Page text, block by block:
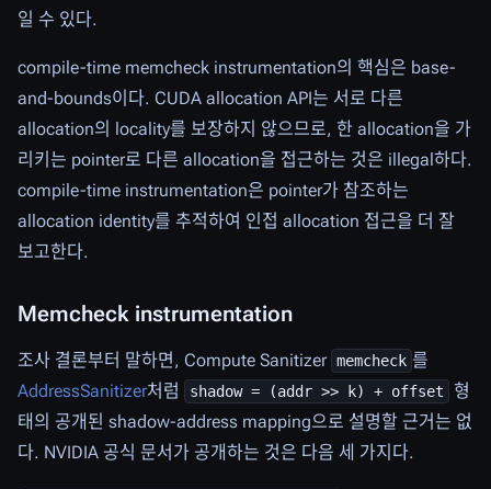
일 수 있다.
compile-time memcheck instrumentation의 핵심은 base-
and-bounds이다. CUDA allocation API는 서로 다른
allocation의 locality를 보장하지 않으므로, 한 allocation을 가
리키는 pointer로 다른 allocation을 접근하는 것은 illegal하다.
compile-time instrumentation은 pointer가 참조하는
allocation identity를 추적하여 인접 allocation 접근을 더 잘
보고한다.
Memcheck instrumentation
조사 결론부터 말하면, Compute Sanitizer memcheck 를
AddressSanitizer처럼 shadow = (addr >> k) + offset
형
태의 공개된 shadow-address mapping으로 설명할 근거는 없
다. NVIDIA 공식 문서가 공개하는 것은 다음 세 가지다.